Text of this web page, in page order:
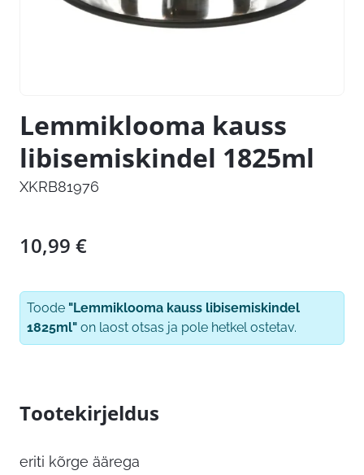
Lemmiklooma kauss
libisemiskindel 1825ml
XKRB81976
10,99 €
Toode "Lemmiklooma kauss libisemiskindel
1825ml" on laost otsas ja pole hetkel ostetav.
Tootekirjeldus
eriti kõrge äärega